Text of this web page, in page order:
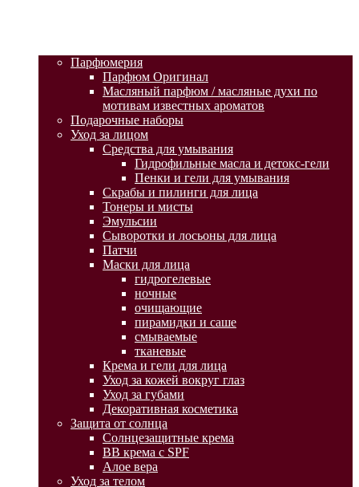
Парфюмерия
Парфюм Оригинал
Масляный парфюм / масляные духи по
мотивам известных ароматов
Подарочные наборы
Уход за лицом
Средства для умывания
Гидрофильные масла и детокс-гели
Пенки и гели для умывания
Скрабы и пилинги для лица
Тонеры и мисты
Эмульсии
Сыворотки и лосьоны для лица
Патчи
Маски для лица
гидрогелевые
ночные
очищающие
пирамидки и саше
смываемые
тканевые
Крема и гели для лица
Уход за кожей вокруг глаз
Уход за губами
Декоративная косметика
Защита от солнца
Солнцезащитные крема
BB крема с SPF
Алое вера
Уход за телом